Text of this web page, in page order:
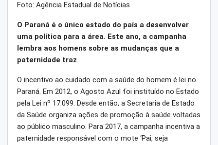
Foto: Agência Estadual de Notícias
O Paraná é o único estado do país a desenvolver
uma política para a área. Este ano, a campanha
lembra aos homens sobre as mudanças que a
paternidade traz
O incentivo ao cuidado com a saúde do homem é lei no
Paraná. Em 2012, o Agosto Azul foi instituído no Estado
pela Lei nº 17.099. Desde então, a Secretaria de Estado
da Saúde organiza ações de promoção à saúde voltadas
ao público masculino. Para 2017, a campanha incentiva a
paternidade responsável com o mote ‘Pai, seja